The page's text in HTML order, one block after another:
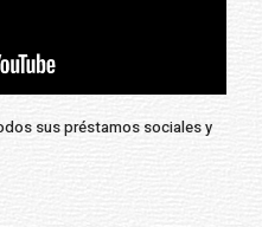
sus préstamos sociales y